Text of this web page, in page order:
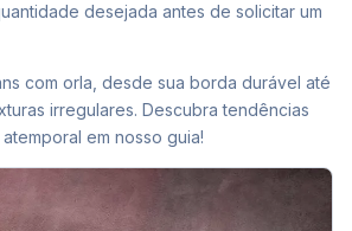
desejada antes de solicitar um
com orla, desde sua borda durável até
irregulares. Descubra tendências
em nosso guia!